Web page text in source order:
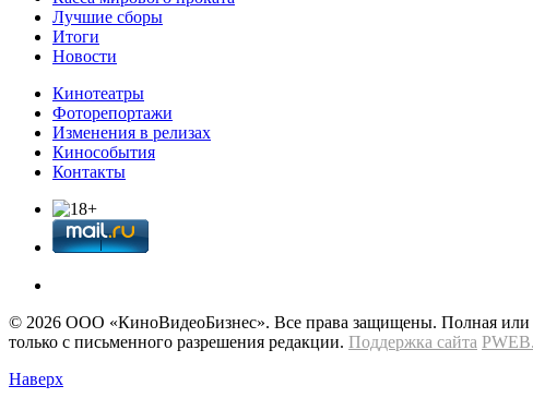
Лучшие сборы
Итоги
Новости
Кинотеатры
Фоторепортажи
Изменения в релизах
Кинособытия
Контакты
© 2026 OOО «КиноВидеоБизнес». Все права защищены. Полная или
только с письменного разрешения редакции. Поддержка сайта
Наверх